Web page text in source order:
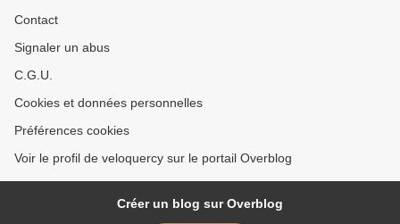
Contact
Signaler un abus
C.G.U.
Cookies et données personnelles
Préférences cookies
Voir le profil de veloquercy sur le portail Overblog
Créer un blog sur Overblog